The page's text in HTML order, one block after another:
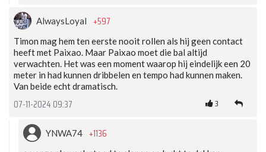
AlwaysLoyal +597
Timon mag hem ten eerste nooit rollen als hij geen contact
heeft met Paixao. Maar Paixao moet die bal altijd
verwachten. Het was een moment waarop hij eindelijk een 20
meter in had kunnen dribbelen en tempo had kunnen maken.
Van beide echt dramatisch.
07-11-2024 09:37 3
YNWA74 +1136